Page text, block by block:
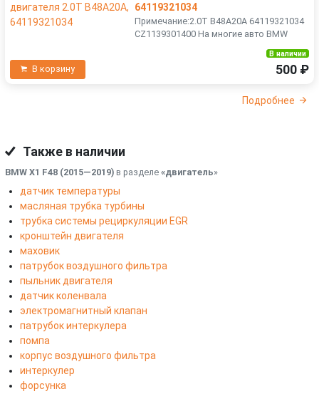
64119321034
Примечание:2.0T B48A20A 64119321034
CZ1139301400 На многие авто BMW
В корзину
В наличии
500 ₽
Подробнее
Также в наличии
BMW X1 F48 (2015—2019) в разделе «двигатель»
датчик температуры
масляная трубка турбины
трубка системы рециркуляции EGR
кронштейн двигателя
маховик
патрубок воздушного фильтра
пыльник двигателя
датчик коленвала
электромагнитный клапан
патрубок интеркулера
помпа
корпус воздушного фильтра
интеркулер
форсунка